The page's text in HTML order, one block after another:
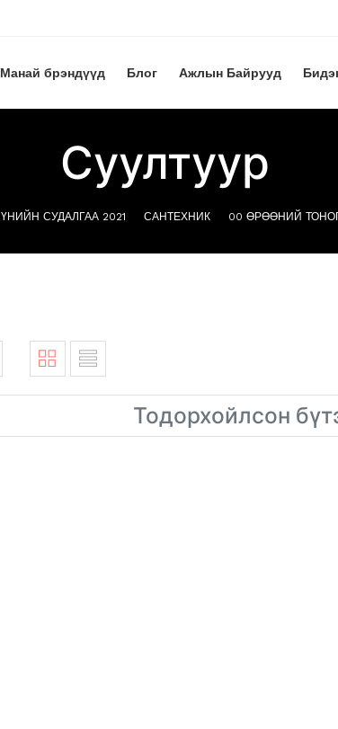
Манай брэндүүд Блог Ажлын Байрууд
Суултуур
ҮНИЙН СУДАЛГАА 2021 САНТЕХНИК 00 ӨРӨӨНИЙ
Тодорхойлсон